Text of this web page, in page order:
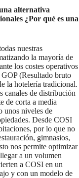
alternativa
¿Por qué es una
nuestras
la mayoría de
los costes operativos
(Resultado bruto
la hotelería tradicional.
canales de distribución
de corta a media
unos niveles de
Desde COSI
por lo que no
gimnasios,
nos permite optimizar
a un volumen
a COSI en un
y con un modelo de